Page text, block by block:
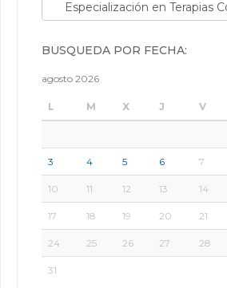
BÚSQUEDA POR FECHA:
agosto 2026
L M X J V
3 4 5 6 7
10 11 12 13 14
17 18 19 20 21
24 25 26 27 28
31